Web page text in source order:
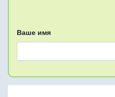
Ваше имя